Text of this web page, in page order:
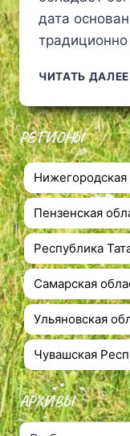
дата
ЧИТАТЬ ДАЛЕЕ
РЕГИОНЫ
Нижегородская
Пензенская
Республика
Самарская
Ульяновская
Чувашская
АРХИВЫ
Архивы